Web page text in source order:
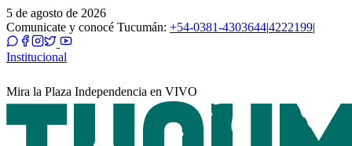
5 de agosto de 2026
Comunicate y conocé Tucumán: +54-0381-4303644|4222199|
Institucional
Mira la Plaza Independencia en VIVO